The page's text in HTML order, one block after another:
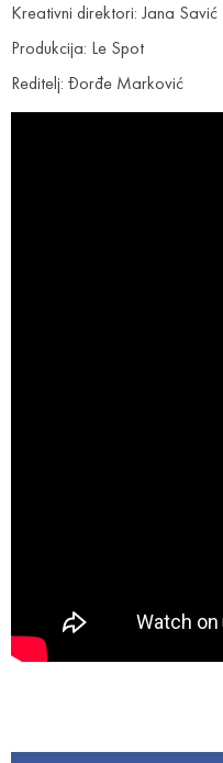
Kreativni direktori: Jana
Produkcija: Le Spot
Reditelj: Đorđe Marković